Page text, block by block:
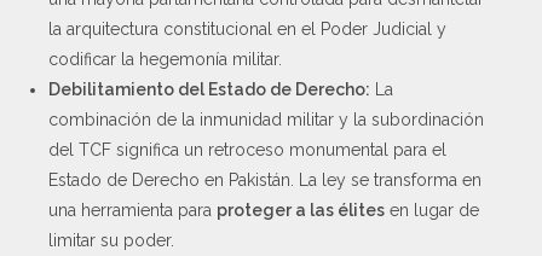
la arquitectura constitucional en el Poder Judicial y
codificar la hegemonía militar.
Debilitamiento del Estado de Derecho: La
combinación de la inmunidad militar y la subordinación
del TCF significa un retroceso monumental para el
Estado de Derecho en Pakistán. La ley se transforma en
una herramienta para proteger a las élites en lugar de
limitar su poder.